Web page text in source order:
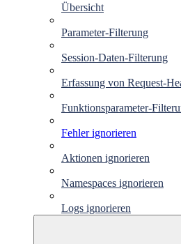
Übersicht
Parameter-Filterung
Session-Daten-Filterung
Erfassung von Request-
Funktionsparameter-
Fehler ignorieren
Aktionen ignorieren
Namespaces ignorieren
Logs ignorieren